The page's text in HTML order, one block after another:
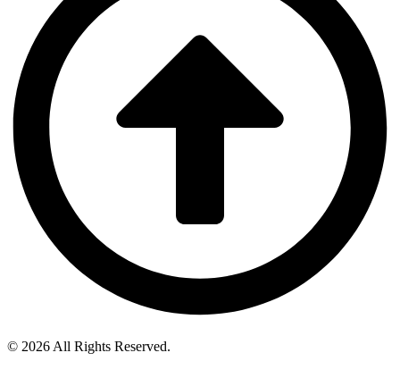
© 2026 All Rights Reserved.